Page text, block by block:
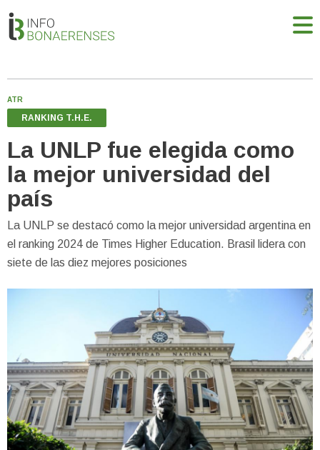
ATR
RANKING T.H.E.
La UNLP fue elegida como
la mejor universidad del
país
La UNLP se destacó como la mejor universidad argentina en
el ranking 2024 de Times Higher Education. Brasil lidera con
siete de las diez mejores posiciones